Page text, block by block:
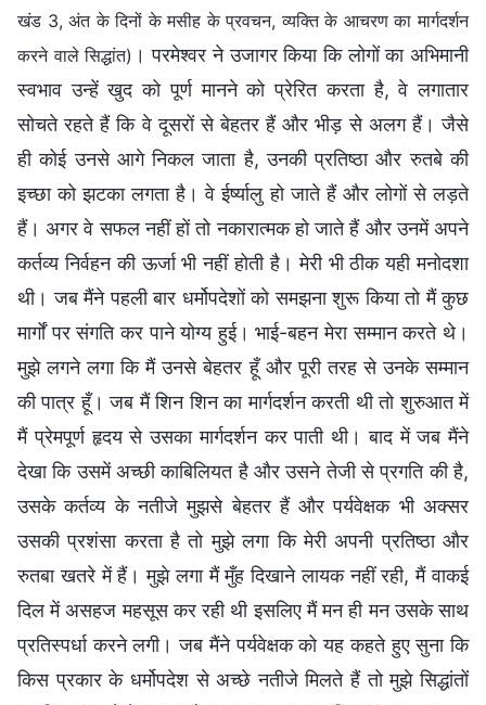
खंड 3, अंत के दिनों के मसीह के प्रवचन, व्यक्ति के आचरण का मार्गदर्शन
करने वाले सिद्धांत) । परमेश्वर ने उजागर किया कि लोगों का अभिमानी
स्वभाव उन्हें खुद को पूर्ण मानने को प्रेरित करता है, वे लगातार
सोचते रहते हैं कि वे दूसरों से बेहतर हैं और भीड़ से अलग हैं। जैसे
ही कोई उनसे आगे निकल जाता है, उनकी प्रतिष्ठा और रुतबे की
इच्छा को झटका लगता है। वे ईर्ष्यालु हो जाते हैं और लोगों से लड़ते
हैं। अगर वे सफल नहीं हों तो नकारात्मक हो जाते हैं और उनमें अपने
कर्तव्य निर्वहन की ऊर्जा भी नहीं होती है। मेरी भी ठीक यही मनोदशा
थी। जब मैंने पहली बार धर्मोपदेशों को समझना शुरू किया तो मैं कुछ
मार्गों पर संगति कर पाने योग्य हुई। भाई-बहन मेरा सम्मान करते थे।
मुझे लगने लगा कि मैं उनसे बेहतर हूँ और पूरी तरह से उनके सम्मान
की पात्र हूँ। जब मैं शिन शिन का मार्गदर्शन करती थी तो शुरुआत में
मैं प्रेमपूर्ण हृदय से उसका मार्गदर्शन कर पाती थी। बाद में जब मैंने
देखा कि उसमें अच्छी काबिलियत है और उसने तेजी से प्रगति की है,
उसके कर्तव्य के नतीजे मुझसे बेहतर हैं और पर्यवेक्षक भी अक्सर
उसकी प्रशंसा करता है तो मुझे लगा कि मेरी अपनी प्रतिष्ठा और
रुतबा खतरे में हैं। मुझे लगा मैं मुँह दिखाने लायक नहीं रही, मैं वाकई
दिल में असहज महसूस कर रही थी इसलिए मैं मन ही मन उसके साथ
प्रतिस्पर्धा करने लगी। जब मैंने पर्यवेक्षक को यह कहते हुए सुना कि
किस प्रकार के धर्मोपदेश से अच्छे नतीजे मिलते हैं तो मुझे सिद्धांतों